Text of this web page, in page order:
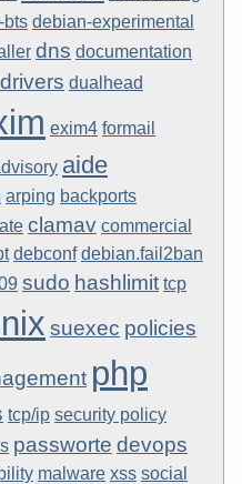
bts debian-experimental
dns documentation
drivers dualhead
exim4 formail
aide
arping backports
clamav commercial
debconf debian.fail2ban
sudo hashlimit tcp
suexec policies
php
tcp/ip security policy
passworte devops
malware xss social